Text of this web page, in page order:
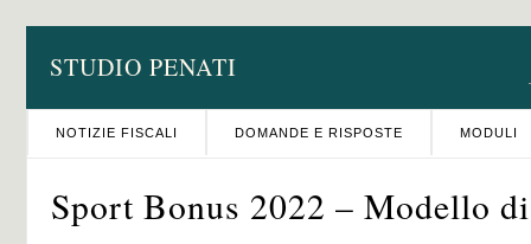
STUDIO PENATI
NOTIZIE FISCALI DOMANDE E RISPOSTE MODULI
Sport Bonus 2022 – Modello